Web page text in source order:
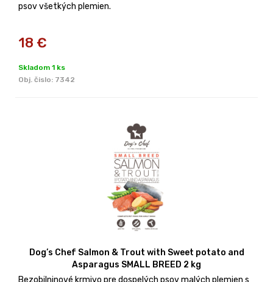
psov všetkých plemien.
18 €
Skladom 1 ks
Obj. čislo: 7342
Dog’s Chef Salmon & Trout with Sweet potato and
Asparagus SMALL BREED 2 kg
Bezobilninové krmivo pre dospelých psov malých plemien s